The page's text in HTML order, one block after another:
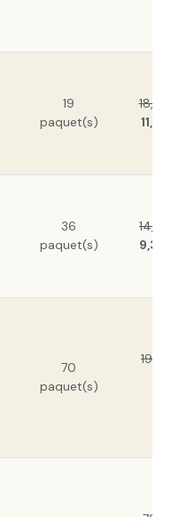
19
paquet(s)
18,46
11,81
36
paquet(s)
14,63
9,36
70
paquet(s)
19,41